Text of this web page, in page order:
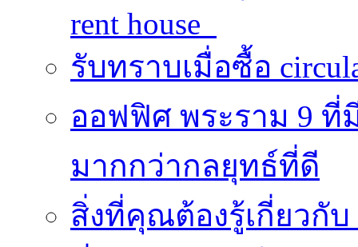
rent house
รับทราบเมื่อซื้อ
ออฟฟิศ พระราม 9 ที่
มากกว่ากลยุทธ์ที่ดี
สิ่งที่คุณต้องรู้เกี่ยวกับ